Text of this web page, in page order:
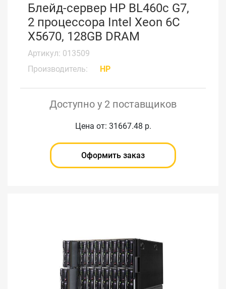
Блейд-сервер HP BL460c G7,
2 процессора Intel Xeon 6С
X5670, 128GB DRAM
Артикул: 013509
Производитель:
HP
Доступно у 2 поставщиков
Цена от: 31667.48 р.
Оформить заказ